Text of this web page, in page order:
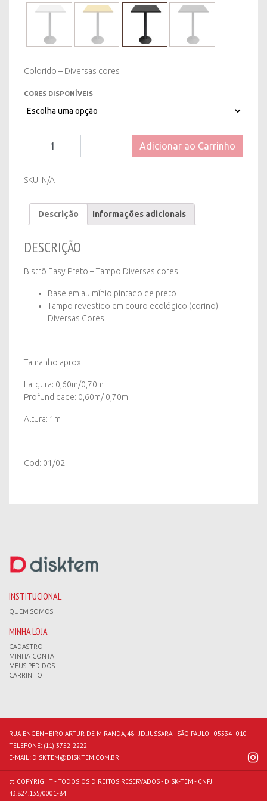
Colorido – Diversas cores
CORES DISPONÍVEIS
-
Diversas
cores
quantity
Adicionar ao Carrinho
SKU: N/A
Descrição Informações adicionais
DESCRIÇÃO
Bistrô Easy Preto – Tampo Diversas cores
Base em alumínio pintado de preto
Tampo revestido em couro ecológico (corino) –
Diversas Cores
Tamanho aprox:
Largura: 0,60m/0,70m
Profundidade: 0,60m/ 0,70m
Altura: 1m
Cod: 01/02
INSTITUCIONAL
QUEM SOMOS
MINHA LOJA
CADASTRO
MINHA CONTA
MEUS PEDIDOS
CARRINHO
RUA ENGENHEIRO ARTUR DE MIRANDA, 48 - JD. JUSSARA - SÃO PAULO - 05534–010
TELEFONE: (11) 3752-2222
E-MAIL: DISKTEM@DISKTEM.COM.BR
© COPYRIGHT - TODOS OS DIREITOS RESERVADOS - DISK-TEM - CNPJ
43.824.135/0001-84